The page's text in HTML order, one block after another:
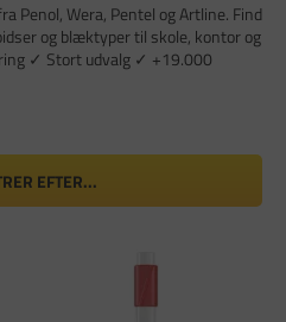
Penol, Wera, Pentel og Artline. Find
og blæktyper til skole, kontor og
✓ Stort udvalg ✓ +19.000
EFTER...